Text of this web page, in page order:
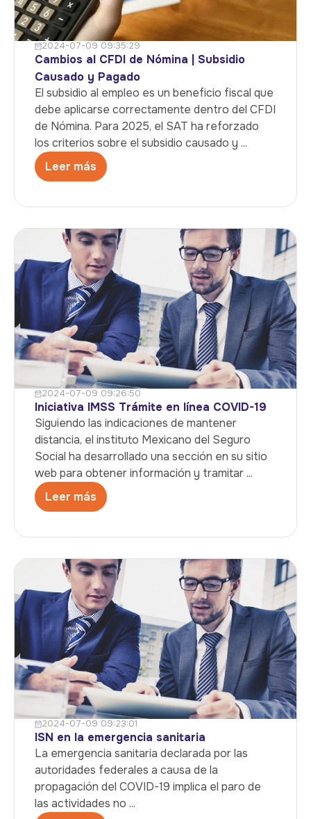
2024-07-09 09:35:29
Cambios al CFDI de Nómina | Subsidio
Causado y Pagado
El subsidio al empleo es un beneficio fiscal que
debe aplicarse correctamente dentro del CFDI
de Nómina. Para 2025, el SAT ha reforzado
los criterios sobre el subsidio causado y ...
Leer más
2024-07-09 09:26:50
Iniciativa IMSS Trámite en línea COVID-19
Siguiendo las indicaciones de mantener
distancia, el instituto Mexicano del Seguro
Social ha desarrollado una sección en su sitio
web para obtener información y tramitar ...
Leer más
2024-07-09 09:23:01
ISN en la emergencia sanitaria
La emergencia sanitaria declarada por las
autoridades federales a causa de la
propagación del COVID-19 implica el paro de
las actividades no ...